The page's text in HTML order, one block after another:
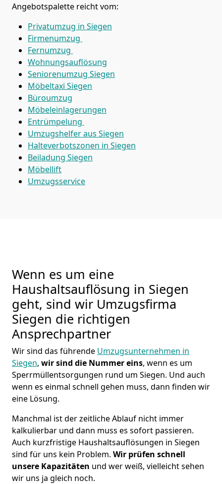
Angebotspalette reicht vom:
Privatumzug in Siegen
Firmenumzug
Fernumzug
Wohnungsauflösung
Seniorenumzug Siegen
Möbeltaxi Siegen
Büroumzug
Möbeleinlagerungen
Entrümpelung
Umzugshelfer aus Siegen
Halteverbotszonen in Siegen
Beiladung Siegen
Möbellift
Umzugsservice
Wenn es um eine
Haushaltsauflösung in Siegen
geht, sind wir Umzugsfirma
Siegen die richtigen
Ansprechpartner
Wir sind das führende Umzugsunternehmen in
Siegen, wir sind die Nummer eins, wenn es um
Sperrmüllentsorgungen rund um Siegen. Und auch
wenn es einmal schnell gehen muss, dann finden wir
eine Lösung.
Manchmal ist der zeitliche Ablauf nicht immer
kalkulierbar und dann muss es sofort passieren.
Auch kurzfristige Haushaltsauflösungen in Siegen
sind für uns kein Problem. Wir prüfen schnell
unsere Kapazitäten und wer weiß, vielleicht sehen
wir uns ja gleich noch.